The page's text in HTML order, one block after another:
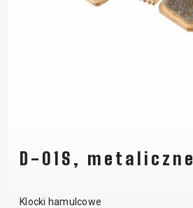
D-01S, metaliczne
Klocki hamulcowe